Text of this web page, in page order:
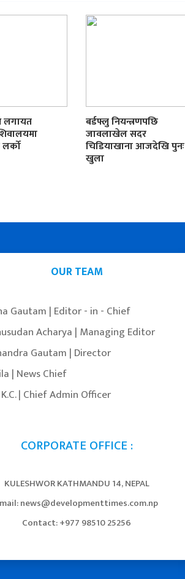
लगायत बर्डफ्लु नियन्त्रणपछि
जावलाखेल सदर
चिडियाखाना आजदेखि पुनः
खुला
OUR TEAM
Gautam | Editor - in - Chief
Acharya | Managing Editor
Gautam | Director
| News Chief
| Chief Admin Officer
CORPORATE OFFICE :
KULESHWOR KATHMANDU 14, NEPAL
news@developmenttimes.com.np
Contact: +977 98510 25256
Facebook YouTube